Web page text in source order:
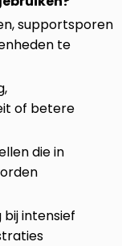
supportsporen
te
of betere
die in
intensief